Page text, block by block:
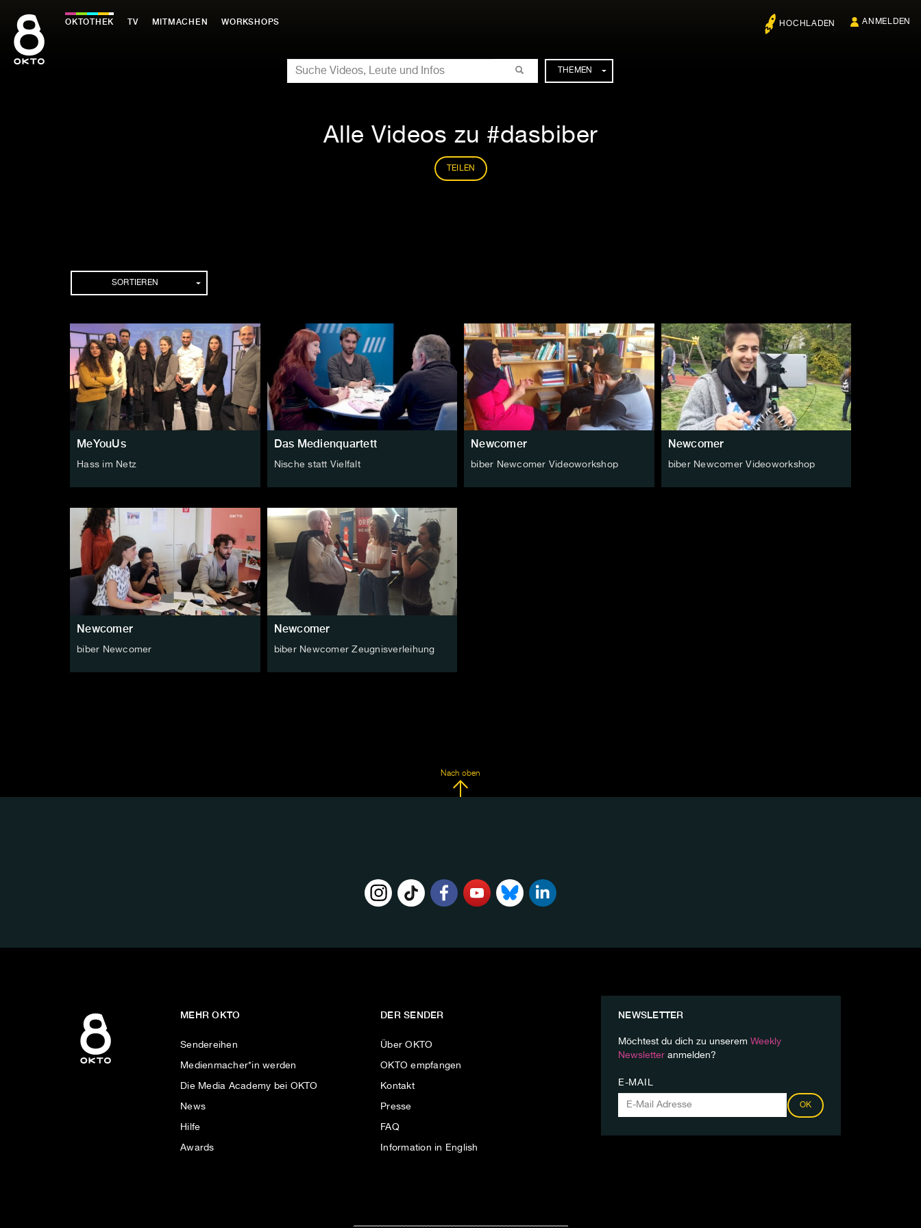
Inhalt
springen
OKTOTHEK TV MITMACHEN WORKSHOPS HOCHLADEN ANMELDEN
SUCHE
THEMEN
Alle Videos zu #dasbiber
TEILEN
SORTIEREN
MeYouUs
Hass im Netz
Das Medienquartett
Nische statt Vielfalt
Newcomer
biber Newcomer Videoworkshop
Newcomer
biber Newcomer Videoworkshop
Newcomer
biber Newcomer
Newcomer
biber Newcomer Zeugnisverleihung
Nach oben
MEHR OKTO
Sendereihen
Medienmacher*in werden
Die Media Academy bei OKTO
News
Hilfe
Awards
DER SENDER
Über OKTO
OKTO empfangen
Kontakt
Presse
FAQ
Information in English
NEWSLETTER
Möchtest du dich zu unserem Weekly
Newsletter anmelden?
E-MAIL
OK